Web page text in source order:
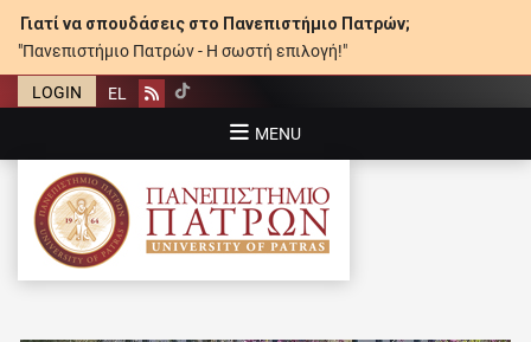
Γιατί να σπουδάσεις στο Πανεπιστήμιο Πατρών;
"Πανεπιστήμιο Πατρών - Η σωστή επιλογή!"
LOGIN EL Rss
MENU
ΠΑΝΕΠΙΣΤΉΜΙΟ ΠΑΤΡΏΝ